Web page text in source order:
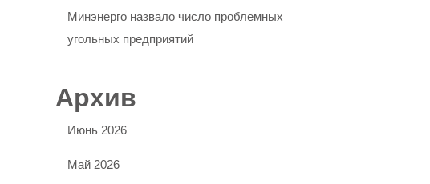
Минэнерго назвало число проблемных
угольных предприятий
Архив
Июнь 2026
Май 2026